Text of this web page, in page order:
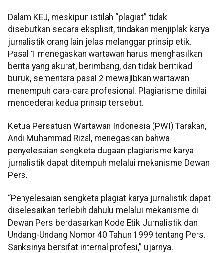
Dalam KEJ, meskipun istilah “plagiat” tidak
disebutkan secara eksplisit, tindakan menjiplak karya
jurnalistik orang lain jelas melanggar prinsip etik.
Pasal 1 menegaskan wartawan harus menghasilkan
berita yang akurat, berimbang, dan tidak beritikad
buruk, sementara pasal 2 mewajibkan wartawan
menempuh cara-cara profesional. Plagiarisme dinilai
mencederai kedua prinsip tersebut.
Ketua Persatuan Wartawan Indonesia (PWI) Tarakan,
Andi Muhammad Rizal, menegaskan bahwa
penyelesaian sengketa dugaan plagiarisme karya
jurnalistik dapat ditempuh melalui mekanisme Dewan
Pers.
“Penyelesaian sengketa plagiat karya jurnalistik dapat
diselesaikan terlebih dahulu melalui mekanisme di
Dewan Pers berdasarkan Kode Etik Jurnalistik dan
Undang-Undang Nomor 40 Tahun 1999 tentang Pers.
Sanksinya bersifat internal profesi,” ujarnya.